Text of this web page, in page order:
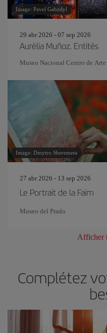
Image: Pavel Gabzdyl
29 abr 2026 - 07 sep 2026
Aurèlia Muñoz. Entités
Museo Nacional Centro de
Image: Dmytro Sheremeta
27 abr 2026 - 13 sep 2026
Le Portrait de la Faim
Museo del Prado
Afficher
Complétez